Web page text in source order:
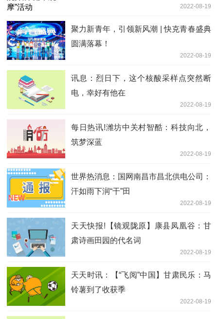
2022-08-19
聚力新青年，引领新风潮 | 快克青春盛典
圆满落幕！
2022-08-19
讯息：烈日下，这个核酸采样点突然断
电，幸好有他在
2022-08-19
每日热讯!潍坊中关村智酷：科技向北，
筑梦深蓝
2022-08-19
世界热消息：国网南昌市昌北供电公司：
汗如雨下润“干”田
2022-08-19
天天快报!【镜观陇原】康县凤凰谷：甘
肃诗画田园的代名词
2022-08-19
天天时讯：【“飞阅”中国】甘肃民乐：马
铃薯到了收获季
2022-08-19